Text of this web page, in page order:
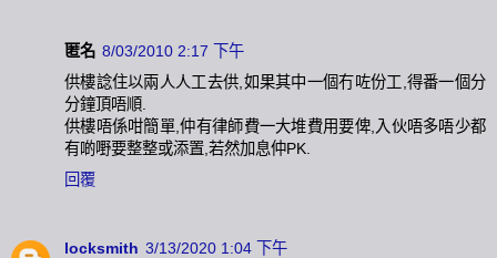
匿名 8/03/2010 2:17 下午
供樓諗住以兩人人工去供,如果其中一個冇咗份工,得番一個分
分鐘頂唔順.
供樓唔係咁簡單,仲有律師費一大堆費用要俾,入伙唔多唔少都
有啲嘢要整整或添置,若然加息仲PK.
回覆
locksmith 3/13/2020 1:04 下午